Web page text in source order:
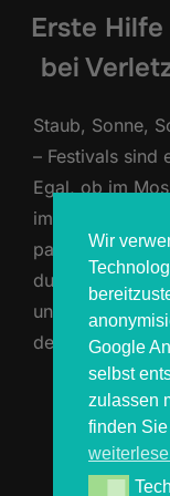
Erste
bei
Staub, Sonne,
– Festivals sind
Egal, ob im
im Dunkeln:
passieren
du vorbereitet
und andere
den ultimativen
Wir
Google
selbst
zulassen
finden
Technical